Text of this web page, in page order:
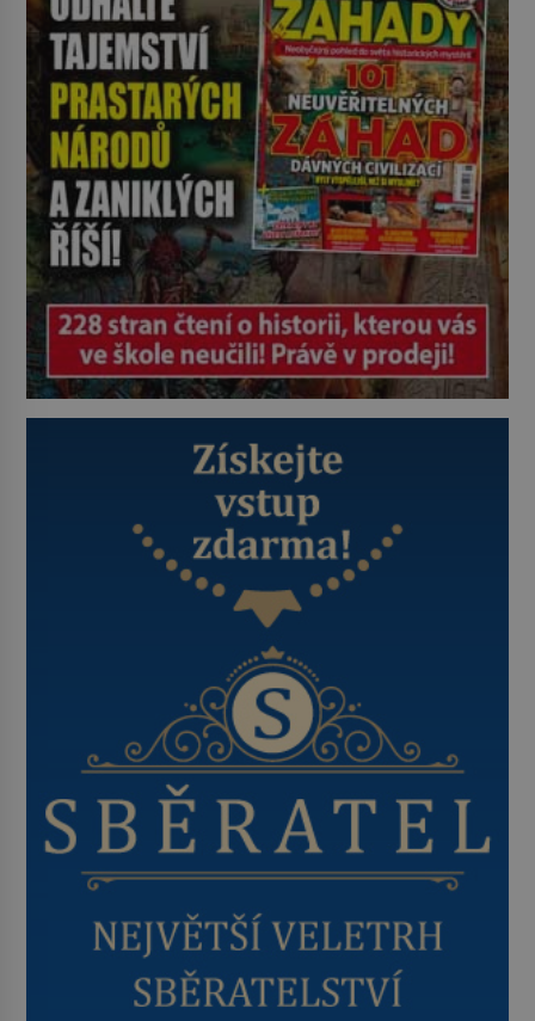
své ložnice v Tuilerisjkém […]